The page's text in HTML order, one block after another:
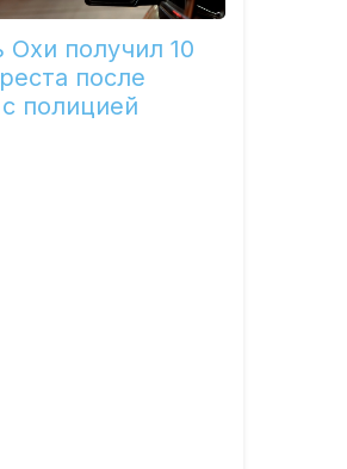
получил 10
после
полицией